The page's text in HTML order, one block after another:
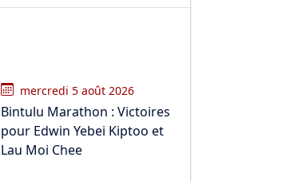
mercredi 5 août 2026
Bintulu Marathon : Victoires
pour Edwin Yebei Kiptoo et
Lau Moi Chee